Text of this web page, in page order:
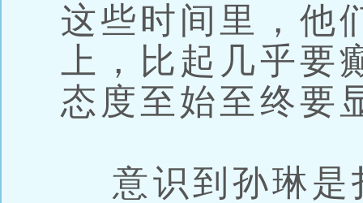
这些时间里，他
上，比起几乎
态度至始至终要
意识到孙琳是